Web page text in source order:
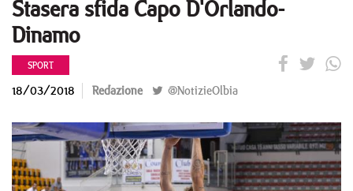
Stasera sfida Capo D'Orlando-
Dinamo
SPORT
18/03/2018 Redazione @NotizieOlbia